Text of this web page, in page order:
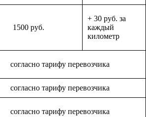
1500 руб.
+ 30 руб. за
каждый
километр
согласно тарифу перевозчика
согласно тарифу перевозчика
согласно тарифу перевозчика